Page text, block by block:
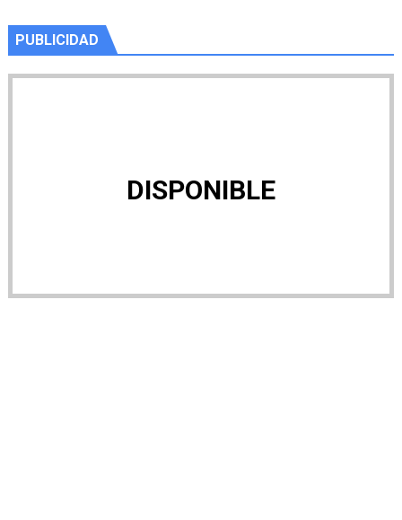
PUBLICIDAD
DISPONIBLE